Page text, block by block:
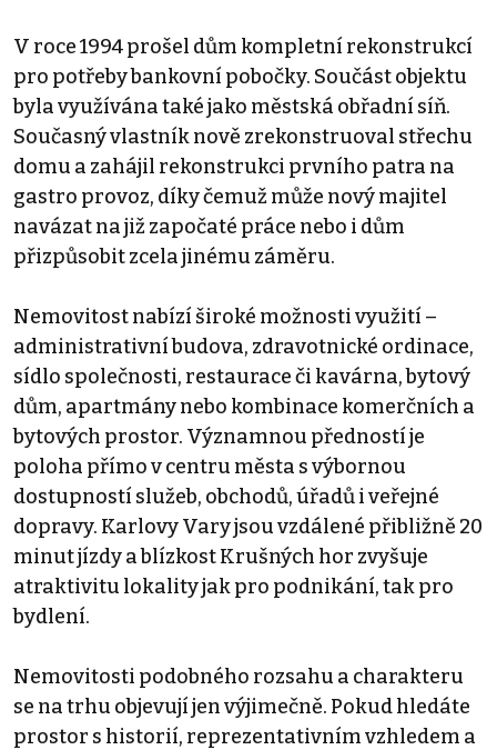
V roce 1994 prošel dům kompletní rekonstrukcí
pro potřeby bankovní pobočky. Součást objektu
byla využívána také jako městská obřadní síň.
Současný vlastník nově zrekonstruoval střechu
domu a zahájil rekonstrukci prvního patra na
gastro provoz, díky čemuž může nový majitel
navázat na již započaté práce nebo i dům
přizpůsobit zcela jinému záměru.
Nemovitost nabízí široké možnosti využití –
administrativní budova, zdravotnické ordinace,
sídlo společnosti, restaurace či kavárna, bytový
dům, apartmány nebo kombinace komerčních a
bytových prostor. Významnou předností je
poloha přímo v centru města s výbornou
dostupností služeb, obchodů, úřadů i veřejné
dopravy. Karlovy Vary jsou vzdálené přibližně 20
minut jízdy a blízkost Krušných hor zvyšuje
atraktivitu lokality jak pro podnikání, tak pro
bydlení.
Nemovitosti podobného rozsahu a charakteru
se na trhu objevují jen výjimečně. Pokud hledáte
prostor s historií, reprezentativním vzhledem a